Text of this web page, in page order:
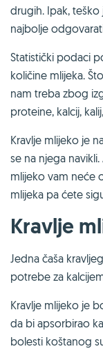
drugih. Ipak,
najbolje
Statistički podaci
količine mlijeka.
nam treba zbog
proteine, kalcij,
Kravlje mlijeko je
se na njega
mlijeko vam neće
mlijeka pa ćete
Kravlje
Jedna čaša
potrebe za
Kravlje mlijeko je
da bi apsorbirao
bolesti koštanog